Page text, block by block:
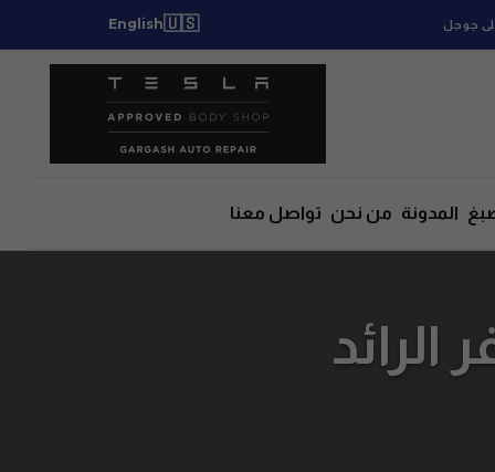
🇺🇸
English
المدونة من نحن تواصل معنا
الرائد